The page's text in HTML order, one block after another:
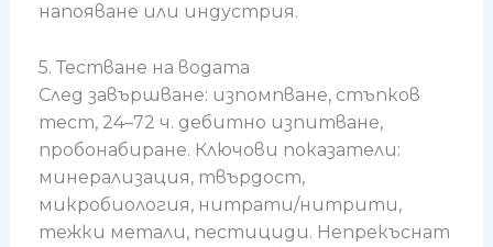
напояване или индустрия.
5. Тестване на водата
След завършване: изпомпване, стъпков
тест, 24–72 ч. дебитно изпитване,
пробонабиране. Ключови показатели:
минерализация, твърдост,
микробиология, нитрати/нитрити,
тежки метали, пестициди. Непрекъснат